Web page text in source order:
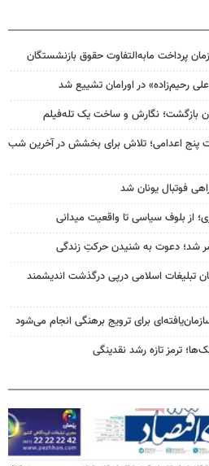
پرداخت مابه‌التفاوت حقوق بازنشستگان
رحیم‌زاده» در اورامان تشییع شد
بازگشت؛ نگارش و ساخت یک تله‌فیلم
پنج اعدامی؛ تلاش برای بخشش در آخرین شب
فوتبال یونان شد
از بلوف سیاسی تا واقعیت میدانی
شد؛ دعوت به شنیدن حرکتِ زندگی
تبلیغات اسلامی درپی درگذشت اندیشمند
برای ترویج برهنگی انجام می‌شود
ترمز تازه رشد نقدینگی